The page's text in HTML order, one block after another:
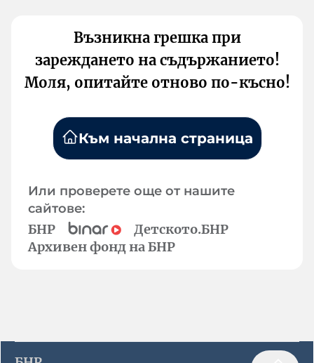
Възникна грешка при
зареждането на съдържанието!
Моля, опитайте отново по-късно!
Към начална страница
Или проверете още от нашите
сайтове:
БНР
Детското.БНР
Архивен фонд на БНР